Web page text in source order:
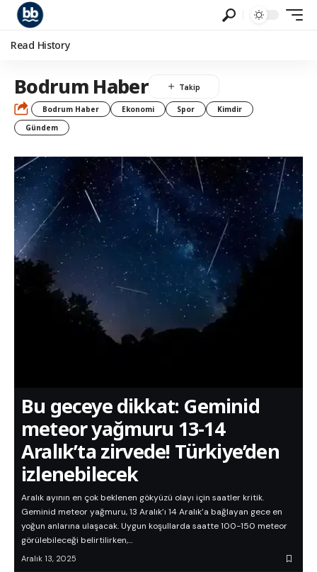
Read History
Bodrum Haber
Bodrum Haber Ekonomi Spor
Kimdir
Gündem
Bu geceye dikkat: Geminid
meteor yağmuru 13-14
Aralık’ta zirvede! Türkiye’den
izlenebilecek
Aralık ayının en çok beklenen gökyüzü olayı için saatler kritik.
Geminid meteor yağmuru, 13 Aralık’ı 14 Aralık’a bağlayan gece en
yoğun anlarına ulaşacak. Uygun koşullarda saatte 100-150 meteor
görülebileceği belirtilirken,…
Aralık 13, 2025